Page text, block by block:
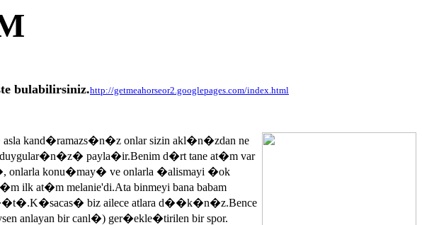
bulabilirsiniz.http://getmeahorseor2.googlepages.com/index.html
kand�ramazs�n�z onlar sizin akl�n�zdan ne
duygular�n�z� payla�ir.Benim d�rt tane at�m var
onlarla konu�may� ve onlarla �alismayi �ok
at�m melanie'di.Ata binmeyi bana babam
biz ailece atlara d��k�n�z.Bence
anlayan bir canl�) ger�ekle�tirilen bir spor.